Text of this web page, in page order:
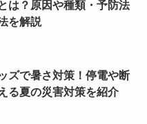
は？原因や種類・予防法
を解説
ズで暑さ対策！停電や断
る夏の災害対策を紹介